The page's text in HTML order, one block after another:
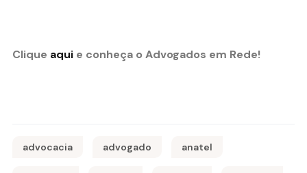
Clique aqui e conheça o Advogados em Rede!
advocacia advogado anatel